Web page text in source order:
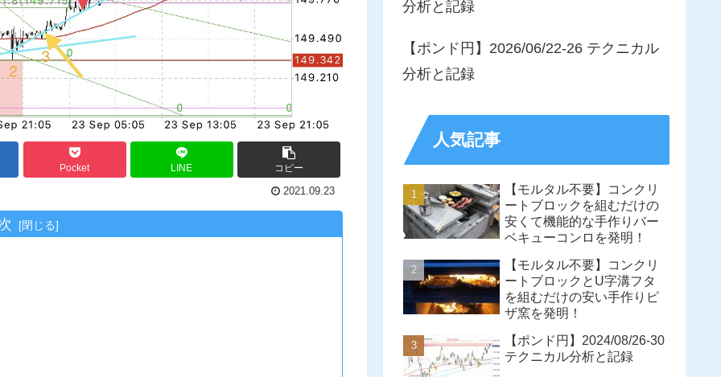
Pocket LINE コピー
2021.09.23
分析と記録
【ポンド円】2026/06/22-26 テクニカル
分析と記録
人気記事
【モルタル不要】コンクリ
ートブロックを組むだけの
安くて機能的な手作りバー
ベキューコンロを発明！
【モルタル不要】コンクリ
ートブロックとU字溝フタ
を組むだけの安い手作りピ
ザ窯を発明！
【ポンド円】2024/08/26-30
テクニカル分析と記録